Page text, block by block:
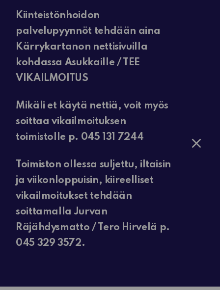
Kiinteistönhoidon
palvelupyynnöt tehdään aina
Kärrykartanon nettisivuilla
kohdassa Asukkaille / TEE
VIKAILMOITUS
Mikäli et käytä nettiä, voit myös
soittaa vikailmoituksen
toimistolle p. 045 131 7244
Toimiston ollessa suljettu, iltaisin
ja viikonloppuisin, kiireelliset
vikailmoitukset tehdään
soittamalla Jurvan
Räjähdysmatto / Tero Hirvelä p.
045 329 3572.